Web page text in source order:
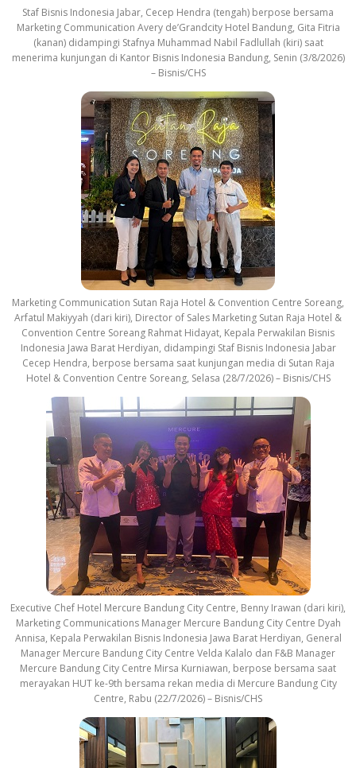
Staf Bisnis Indonesia Jabar, Cecep Hendra (tengah) berpose bersama
Marketing Communication Avery de’Grandcity Hotel Bandung, Gita Fitria
(kanan) didampingi Stafnya Muhammad Nabil Fadlullah (kiri) saat
menerima kunjungan di Kantor Bisnis Indonesia Bandung, Senin (3/8/2026)
– Bisnis/CHS
Marketing Communication Sutan Raja Hotel & Convention Centre Soreang,
Arfatul Makiyyah (dari kiri), Director of Sales Marketing Sutan Raja Hotel &
Convention Centre Soreang Rahmat Hidayat, Kepala Perwakilan Bisnis
Indonesia Jawa Barat Herdiyan, didampingi Staf Bisnis Indonesia Jabar
Cecep Hendra, berpose bersama saat kunjungan media di Sutan Raja
Hotel & Convention Centre Soreang, Selasa (28/7/2026) – Bisnis/CHS
Executive Chef Hotel Mercure Bandung City Centre, Benny Irawan (dari kiri),
Marketing Communications Manager Mercure Bandung City Centre Dyah
Annisa, Kepala Perwakilan Bisnis Indonesia Jawa Barat Herdiyan, General
Manager Mercure Bandung City Centre Velda Kalalo dan F&B Manager
Mercure Bandung City Centre Mirsa Kurniawan, berpose bersama saat
merayakan HUT ke-9th bersama rekan media di Mercure Bandung City
Centre, Rabu (22/7/2026) – Bisnis/CHS